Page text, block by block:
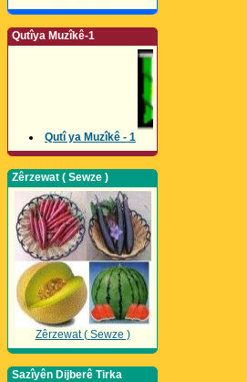
Qutîya Muzîkê-1
Qutî ya Muzîkê - 1
Zêrzewat ( Sewze )
Zêrzewat ( Sewze )
Sazîyên Dijberê Tirka